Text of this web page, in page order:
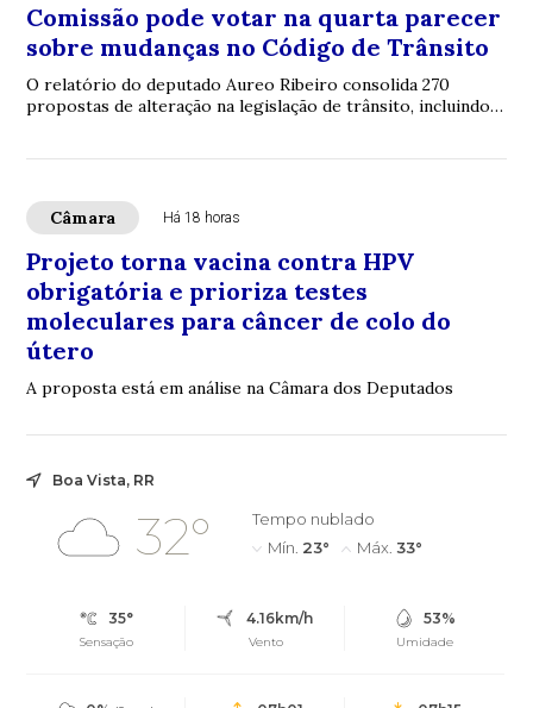
Comissão pode votar na quarta parecer
sobre mudanças no Código de Trânsito
O relatório do deputado Aureo Ribeiro consolida 270
propostas de alteração na legislação de trânsito, incluindo a
Câmara Há 18 horas
Projeto torna vacina contra HPV
obrigatória e prioriza testes
moleculares para câncer de colo do
útero
A proposta está em análise na Câmara dos Deputados
Boa Vista, RR
32°
Tempo nublado
Mín. 23° Máx. 33°
35°
Sensação
4.16km/h
Vento
53%
Umidade